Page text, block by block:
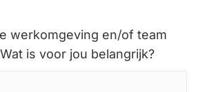
werkomgeving en/of team
is voor jou belangrijk?